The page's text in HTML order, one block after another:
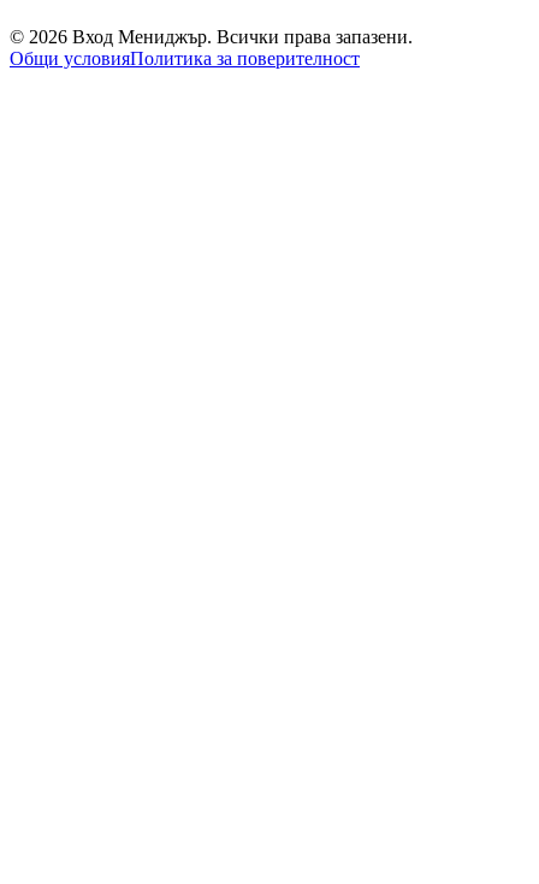
© 2026 Вход Мениджър. Всички права запазени.
Общи условияПолитика за поверителност